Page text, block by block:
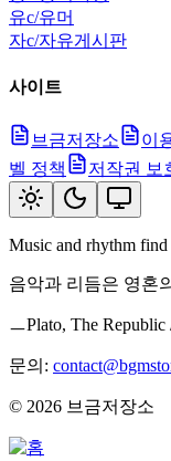
유c/유머
자c/자유게시판
사이트
브금저장소 이
벨 정책
저작권 보
Music and rhythm find
음악과 리듬은 영혼
ㅡPlato, The
문의:
© 2026 브금저장소